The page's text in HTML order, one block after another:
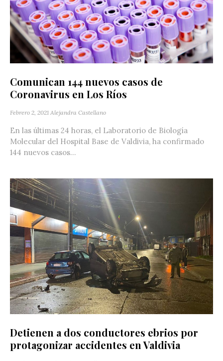
Comunican 144 nuevos casos de
Coronavirus en Los Ríos
Febrero 2, 2021 Alejandra Castellano
En las últimas 24 horas, el Laboratorio de Biología
Molecular del Hospital Base de Valdivia, ha confirmado
144 nuevos casos...
Detienen a dos conductores ebrios por
protagonizar accidentes en Valdivia